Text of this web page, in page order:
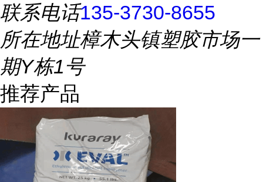
联系电话135-3730-8655
所在地址樟木头镇塑胶市场一
期Y栋1号
推荐产品